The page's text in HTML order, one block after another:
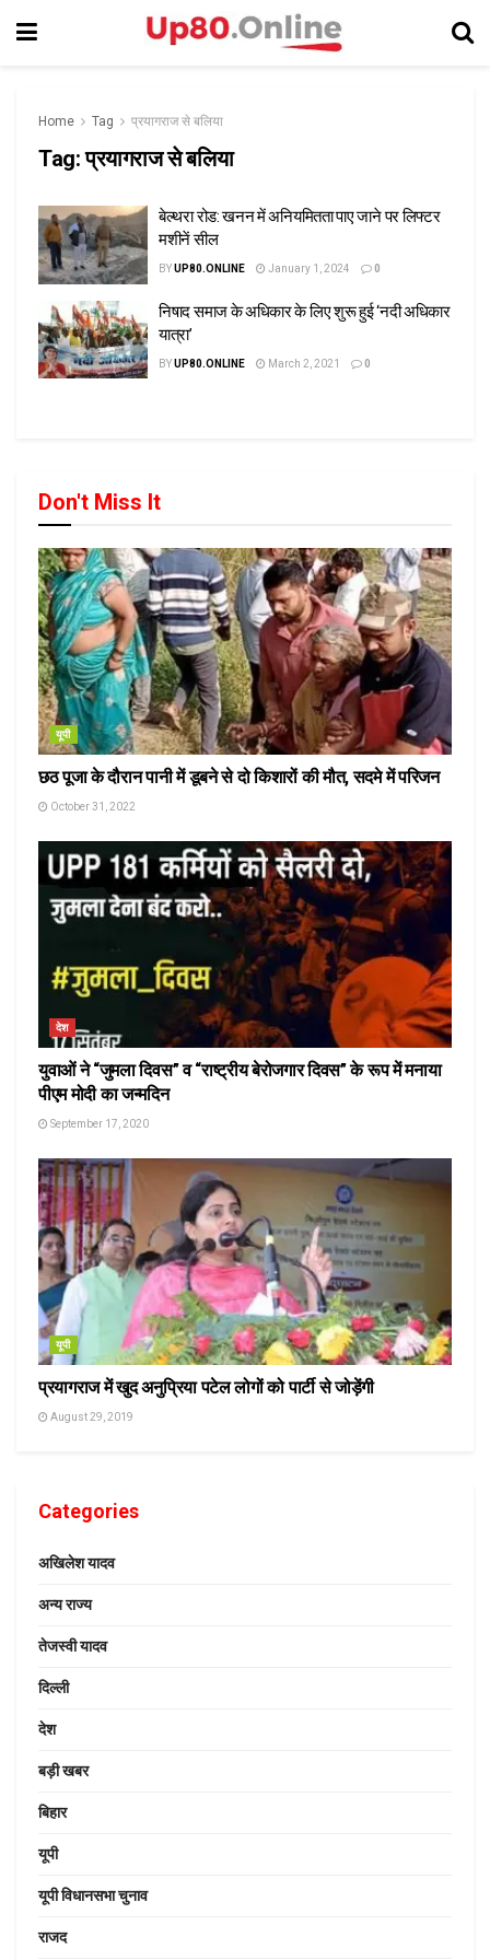
Home Tag प्रयागराज से बलिया
Tag:प्रयागराज से बलिया
बेल्थरा रोड: खनन में अनियमितता पाए जाने पर लिफ्टर
मशीनें सील
BYUP80.ONLINE January 1, 2024 0
निषाद समाज के अधिकार के लिए शुरू हुई ‘नदी अधिकार
यात्रा’
BYUP80.ONLINE March 2, 2021 0
Don't Miss It
यूपी
छठ पूजा के दौरान पानी में डूबने से दो किशारों की मौत, सदमे में परिजन
October 31, 2022
देश
युवाओं ने “जुमला दिवस” व “राष्ट्रीय बेरोजगार दिवस” के रूप में मनाया
पीएम मोदी का जन्मदिन
September 17, 2020
यूपी
प्रयागराज में खुद अनुप्रिया पटेल लोगों को पार्टी से जोड़ेंगी
August 29, 2019
Categories
अखिलेश यादव
अन्य राज्य
तेजस्वी यादव
दिल्ली
देश
बड़ी खबर
बिहार
यूपी
यूपी विधानसभा चुनाव
राजद